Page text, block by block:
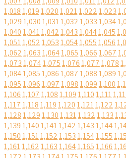
1,0181,0191,0201,0211,0221,023
1,0291,0301,0311,0321,0331,034
1,0401,0411,0421,0431,0441,045
1,0511,0521,0531,0541,0551,056
1,0621,0631,0641,0651,0661,067
1,0731,0741,0751,0761,0771,078
1,0841,0851,0861,0871,0881,089
1,0951,0961,0971,0981,0991,100
1,1061,1071,1081,1091,1101,111
1,1171,1181,1191,1201,1211,122
1,1281,1291,1301,1311,1321,133
1,1391,1401,1411,1421,1431,144
1,1501,1511,1521,1531,1541,155
1,1611,1621,1631,1641,1651,166